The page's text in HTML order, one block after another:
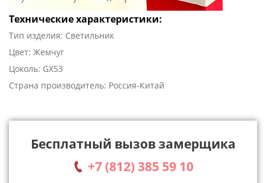
Технические характеристики:
Тип изделия: Светильник
Цвет: Жемчуг
Цоколь: GX53
Страна производитель: Россия-Китай
Бесплатный вызов замерщика
+7 (812) 385 59 10